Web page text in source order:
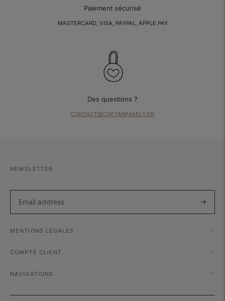
Paiement sécurisé
MASTERCARD, VISA, PAYPAL, APPLE PAY
Des questions ?
CONTACT@CAFTANFAMILY.FR
NEWSLETTER
MENTIONS LÉGALES
COMPTE CLIENT
NAVIGATIONS